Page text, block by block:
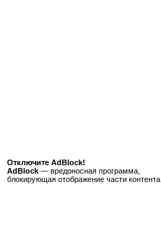
Отключите AdBlock!
AdBlock — вредоносная программа,
блокирующая отображение части контента.